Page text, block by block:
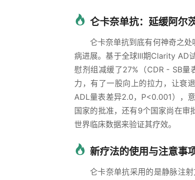
仑卡奈单抗：延缓阿尔
仑卡奈单抗到底有何神奇之
病进展。基于全球III期Clarity AD
慰剂组减缓了27%（CDR - SB
力，有了一股向上的拉力，让衰
ADL量表差异2.0，P<0.001），
国家的批准，还有9个国家尚在审
世界临床数据来验证其疗效。
新疗法的使用与注意事
仑卡奈单抗采用的是静脉注